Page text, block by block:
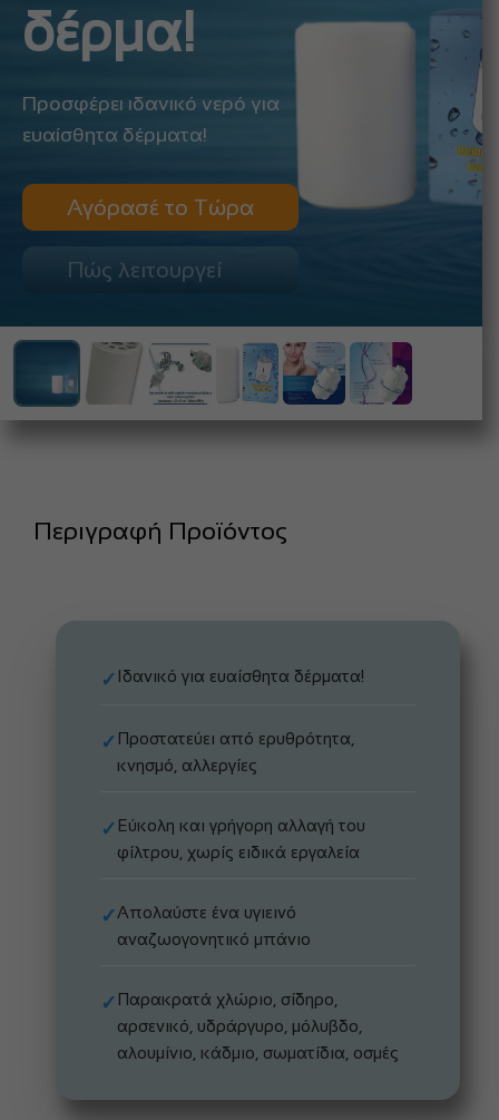
δέρμα!
Προσφέρει ιδανικό νερό για
ευαίσθητα δέρματα!
Αγόρασέ το Τώρα
Πώς λειτουργεί
Περιγραφή Προϊόντος
✓ Ιδανικό για ευαίσθητα δέρματα!
✓ Προστατεύει από ερυθρότητα,
κνησμό, αλλεργίες
✓ Εύκολη και γρήγορη αλλαγή του
φίλτρου, χωρίς ειδικά εργαλεία
✓Απολαύστε ένα υγιεινό
αναζωογονητικό μπάνιο
✓ Παρακρατά χλώριο, σίδηρο,
αρσενικό, υδράργυρο, μόλυβδο,
αλουμίνιο, κάδμιο, σωματίδια, οσμές